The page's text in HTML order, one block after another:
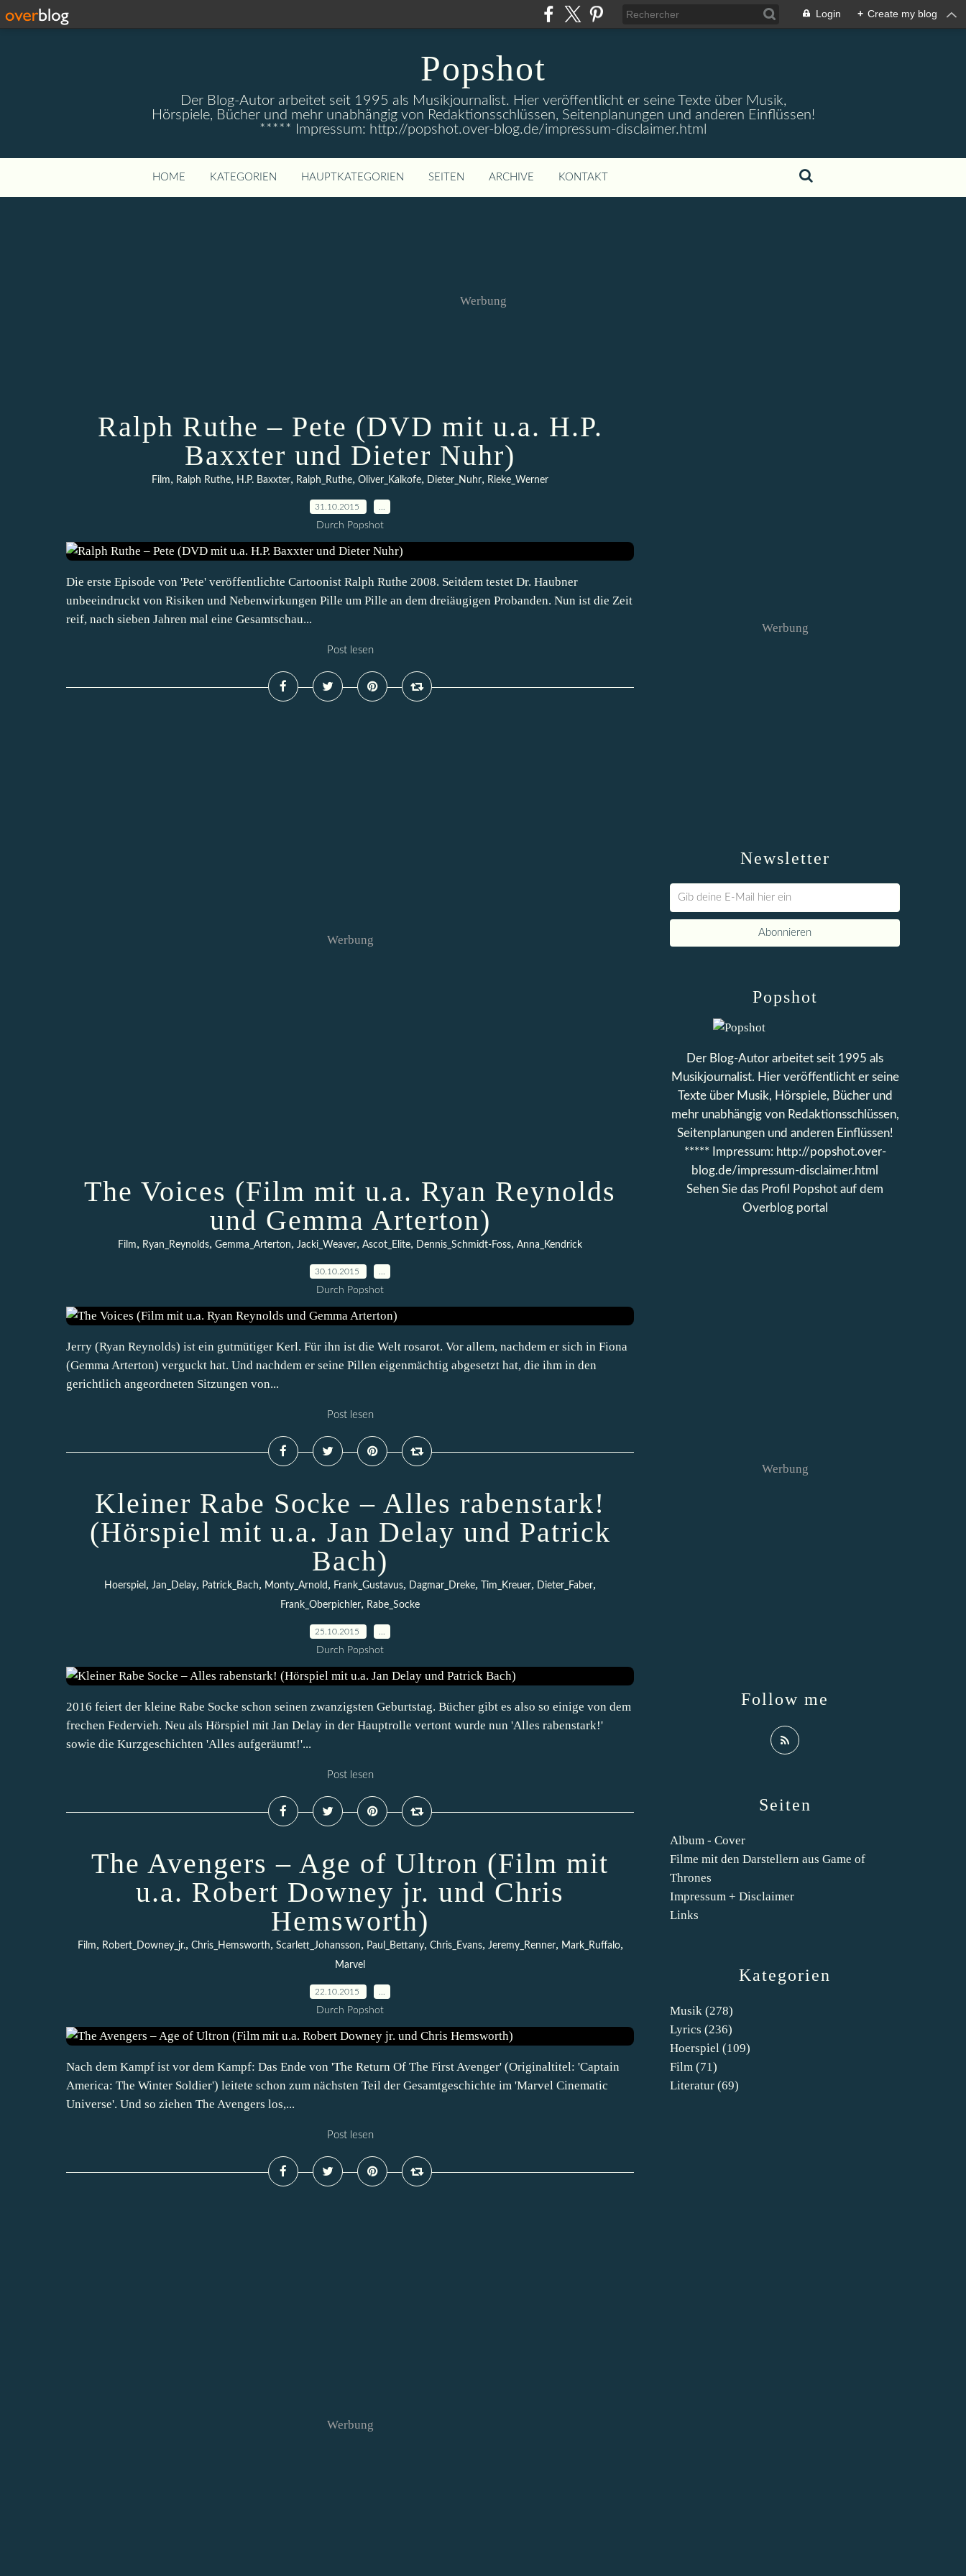
Login + Create my blog
Popshot
Der Blog-Autor arbeitet seit 1995 als Musikjournalist. Hier veröffentlicht er seine Texte über Musik,
Hörspiele, Bücher und mehr unabhängig von Redaktionsschlüssen, Seitenplanungen und anderen Einflüssen!
***** Impressum: http://popshot.over-blog.de/impressum-disclaimer.html
HOME KATEGORIEN HAUPTKATEGORIEN SEITEN ARCHIVE KONTAKT
Werbung
Ralph Ruthe – Pete (DVD mit u.a. H.P.
Baxxter und Dieter Nuhr)
Film, Ralph Ruthe, H.P. Baxxter, Ralph_Ruthe, Oliver_Kalkofe, Dieter_Nuhr, Rieke_Werner
31.10.2015
Durch Popshot
Die erste Episode von 'Pete' veröffentlichte Cartoonist Ralph Ruthe 2008. Seitdem testet Dr. Haubner
unbeeindruckt von Risiken und Nebenwirkungen Pille um Pille an dem dreiäugigen Probanden. Nun ist die Zeit
reif, nach sieben Jahren mal eine Gesamtschau...
Post lesen
Werbung
The Voices (Film mit u.a. Ryan Reynolds
und Gemma Arterton)
Film, Ryan_Reynolds, Gemma_Arterton, Jacki_Weaver, Ascot_Elite, Dennis_Schmidt-Foss, Anna_Kendrick
30.10.2015
Durch Popshot
Jerry (Ryan Reynolds) ist ein gutmütiger Kerl. Für ihn ist die Welt rosarot. Vor allem, nachdem er sich in Fiona
(Gemma Arterton) verguckt hat. Und nachdem er seine Pillen eigenmächtig abgesetzt hat, die ihm in den
gerichtlich angeordneten Sitzungen von...
Post lesen
Kleiner Rabe Socke – Alles rabenstark!
(Hörspiel mit u.a. Jan Delay und Patrick
Bach)
Hoerspiel , Jan_Delay, Patrick_Bach, Monty_Arnold , Frank_Gustavus, Dagmar_Dreke, Tim_Kreuer, Dieter_Faber,
Frank_Oberpichler, Rabe_Socke
25.10.2015
Durch Popshot
2016 feiert der kleine Rabe Socke schon seinen zwanzigsten Geburtstag. Bücher gibt es also so einige von dem
frechen Federvieh. Neu als Hörspiel mit Jan Delay in der Hauptrolle vertont wurde nun 'Alles rabenstark!'
sowie die Kurzgeschichten 'Alles aufgeräumt!'...
Post lesen
The Avengers – Age of Ultron (Film mit
u.a. Robert Downey jr. und Chris
Hemsworth)
Film, Robert_Downey_jr., Chris_Hemsworth, Scarlett_Johansson, Paul_Bettany, Chris_Evans, Jeremy_Renner, Mark_Ruffalo,
Marvel
22.10.2015
Durch Popshot
Nach dem Kampf ist vor dem Kampf: Das Ende von 'The Return Of The First Avenger' (Originaltitel: 'Captain
America: The Winter Soldier') leitete schon zum nächsten Teil der Gesamtgeschichte im 'Marvel Cinematic
Universe'. Und so ziehen The Avengers los,...
Post lesen
Werbung
Newsletter
Werbung
Kategorien
Musik (278)
Lyrics (236)
Hoerspiel (109)
Film (71)
Literatur (69)
Seiten
Album - Cover
Filme mit den Darstellern aus Game of
Thrones
Impressum + Disclaimer
Links
Popshot
Der Blog-Autor arbeitet seit 1995 als
Musikjournalist. Hier veröffentlicht er seine
Texte über Musik, Hörspiele, Bücher und
mehr unabhängig von Redaktionsschlüssen,
Seitenplanungen und anderen Einflüssen!
***** Impressum: http://popshot.over-
blog.de/impressum-disclaimer.html
Sehen Sie das Profil
Popshot auf dem
Overblog portal
Follow me
Werbung